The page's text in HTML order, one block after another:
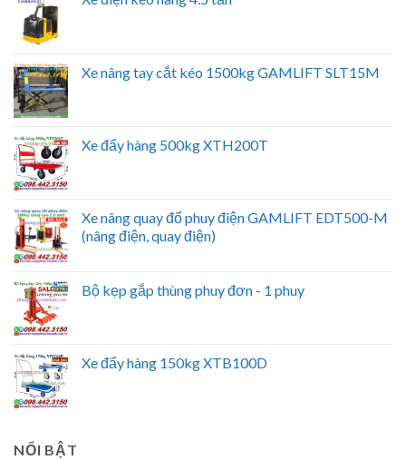
Xe nâng tay cắt kéo 1500kg GAMLIFT SLT15M
Xe đẩy hàng 500kg XTH200T
Xe nâng quay đổ phuy điện GAMLIFT EDT500-M
(nâng điện, quay điện)
Bộ kẹp gắp thùng phuy đơn - 1 phuy
Xe đẩy hàng 150kg XTB100D
NỔI BẬT